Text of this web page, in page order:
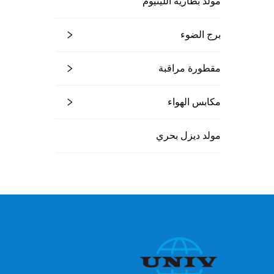
برج الضوء
مقطورة مراقبة
مكابس الهواء
مولد ديزل بحري